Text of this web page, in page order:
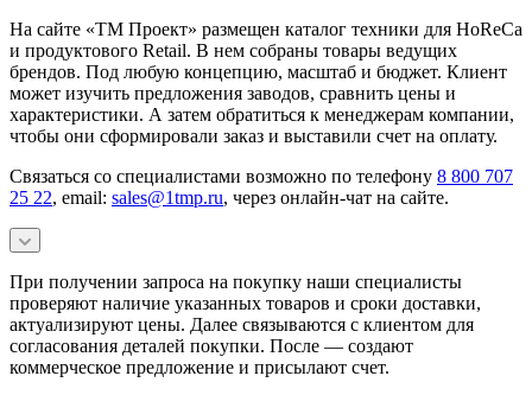
На сайте «ТМ Проект» размещен каталог техники для HoReCa
и продуктового Retail. В нем собраны товары ведущих
брендов. Под любую концепцию, масштаб и бюджет. Клиент
может изучить предложения заводов, сравнить цены и
характеристики. А затем обратиться к менеджерам компании,
чтобы они сформировали заказ и выставили счет на оплату.
Связаться со специалистами возможно по телефону 8 800 707
25 22, email: sales@1tmp.ru, через онлайн-чат на сайте.
При получении запроса на покупку наши специалисты
проверяют наличие указанных товаров и сроки доставки,
актуализируют цены. Далее связываются с клиентом для
согласования деталей покупки. После — создают
коммерческое предложение и присылают счет.